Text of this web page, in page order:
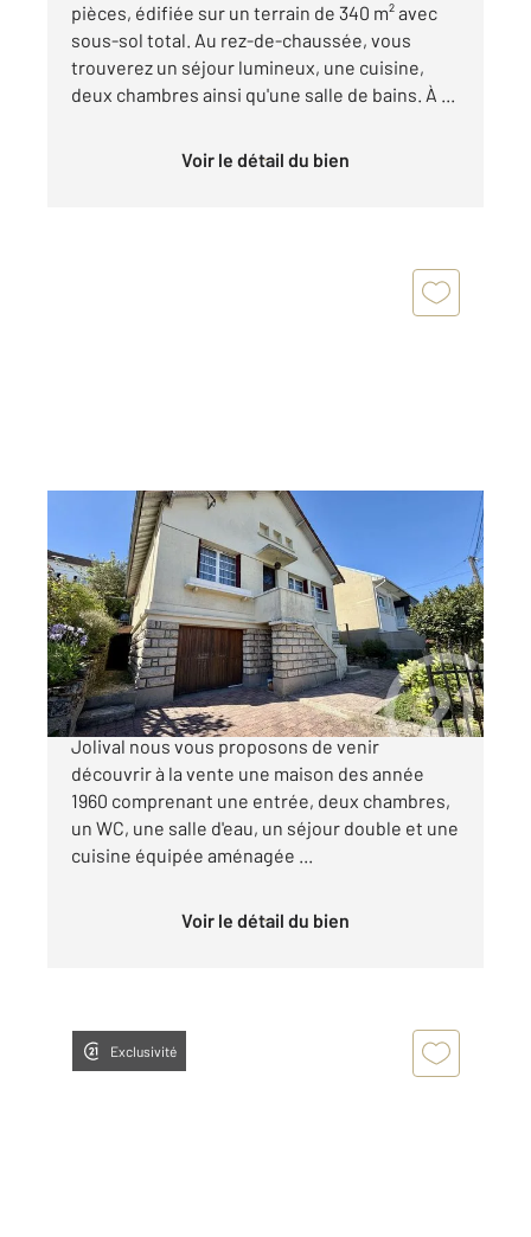
pièces, édifiée sur un terrain de 340 m² avec
sous-sol total. Au rez-de-chaussée, vous
trouverez un séjour lumineux, une cuisine,
deux chambres ainsi qu'une salle de bains. À ...
Voir le détail du bien
ARGENTEUIL 95
121,66 m2, 7 pièces
Ref : 27715
Maison à vendre
359 000 €
ARGENTEUIL dans le secteur d'Orgemont
Jolival nous vous proposons de venir
découvrir à la vente une maison des année
1960 comprenant une entrée, deux chambres,
un WC, une salle d'eau, un séjour double et une
cuisine équipée aménagée ...
Voir le détail du bien
Exclusivité